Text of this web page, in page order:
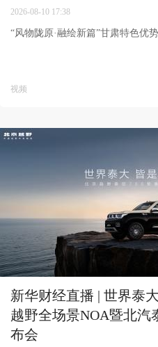
2026-08-10 17:38
“风物陇原·融绘新篇”甘肃特色优
视频
新华财经直播 | 世界泰
越野全场景NOA暨北汽
布会